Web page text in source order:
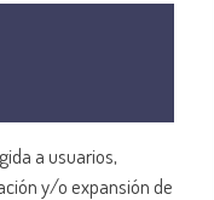
a usuarios,
y/o expansión de